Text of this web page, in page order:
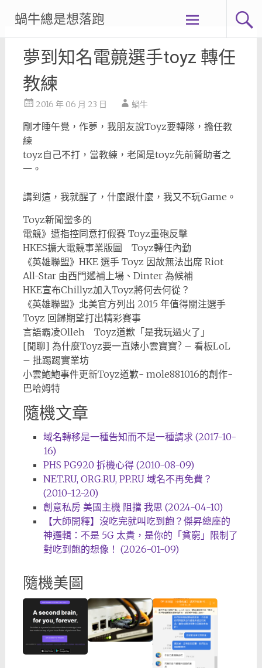
content
蝸牛總是想落跑
夢到知名電竸選手toyz 轉任
教練
2016 年 06 月 23 日 蝸牛
剛才睡午覺，作夢，我朋友說Toyz要轉隊，擔任教
練
toyz自己不打，當教練，老闆是toyz先前贊助者之
一。
講到這，我就醒了，什麼跟什麼，我又不玩Game。
Toyz新聞蠻多的
電競》遭指控同意打假賽 Toyz重砲反擊
HKES擴大電競事業版圖 Toyz轉任內勤
《英雄聯盟》HKE 選手 Toyz 因故無法出席 Riot
All-Star 由西門遞補上場、Dinter 為候補
HKE宣布Chillyz加入Toyz將何去何從？
《英雄聯盟》北美官方列出 2015 年值得關注選手
Toyz 回歸期望打出精彩賽事
言語霸凌Olleh Toyz道歉「是我玩過火了」
[閒聊] 為什麼Toyz要一直婊小雲寶寶? – 看板LoL
– 批踢踢實業坊
小雲鮑鮑事件更新Toyz道歉- mole881016的創作-
巴哈姆特
隨機文章
域名轉移是一種告知而不是一種請求 (2017-10-
16)
PHS PG920 拆機心得 (2010-08-09)
NET.RU, ORG.RU, PP.RU 域名不再免費？
(2010-12-20)
創意私房 美國主機 阻擋 我思 (2024-04-10)
【大師開釋】沒吃完就叫吃到飽？傑昇總座的
神邏輯：不是 5G 太貴，是你的「貧窮」限制了
對吃到飽的想像！ (2026-01-09)
隨機美圖